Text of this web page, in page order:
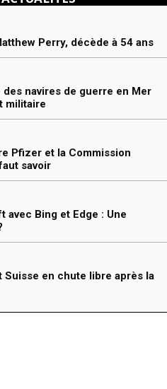
Perry, décède à 54 ans
navires de guerre en Mer
militaire
Pfizer et la Commission
savoir
avec Bing et Edge : Une
Suisse en chute libre après la